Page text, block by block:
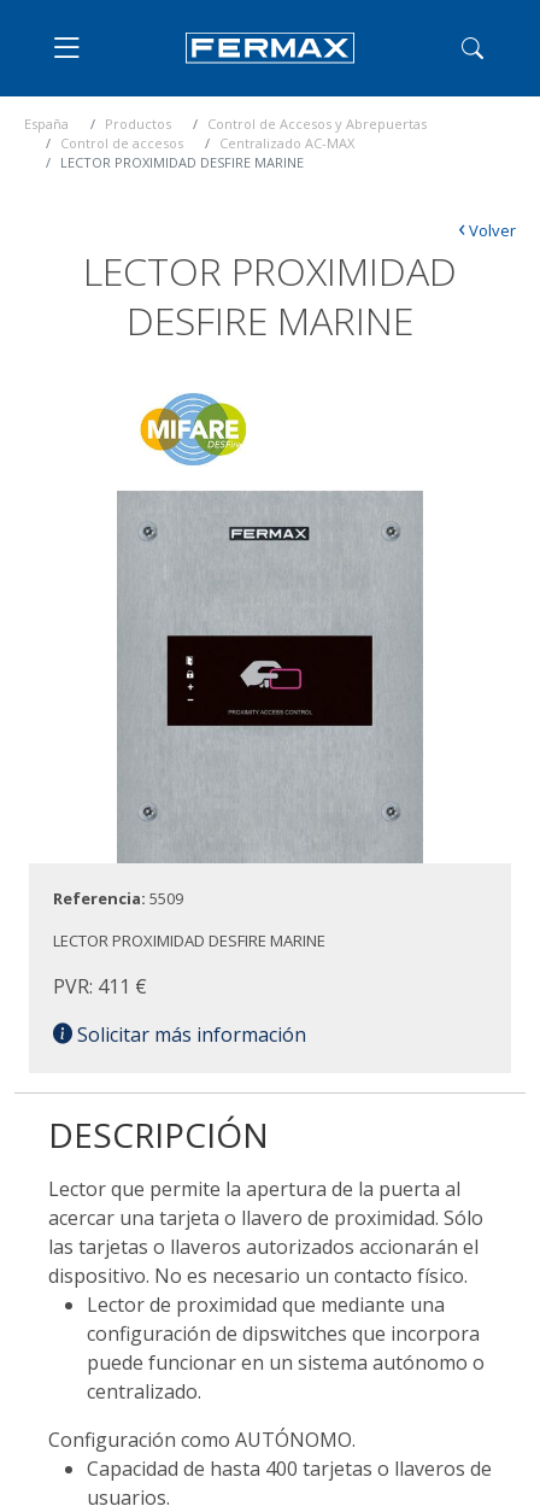
España Productos
Control de Accesos y Abrepuertas
Control de accesos
Centralizado AC-MAX
LECTOR PROXIMIDAD DESFIRE MARINE
LECTOR PROXIMIDAD
DESFIRE MARINE
‹Volver
Referencia: 5509
LECTOR PROXIMIDAD DESFIRE MARINE
PVR: 411 €
Solicitar más información
DESCRIPCIÓN
Lector que permite la apertura de la puerta al
acercar una tarjeta o llavero de proximidad. Sólo
las tarjetas o llaveros autorizados accionarán el
dispositivo. No es necesario un contacto físico.
Lector de proximidad que mediante una
configuración de dipswitches que incorpora
puede funcionar en un sistema autónomo o
centralizado.
Configuración como AUTÓNOMO.
Capacidad de hasta 400 tarjetas o llaveros de
usuarios.